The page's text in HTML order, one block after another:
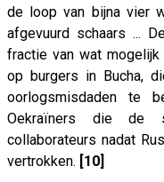
de loop van bijna vier
afgevuurd schaars ...
fractie van wat mogelijk
op burgers in Bucha,
oorlogsmisdaden te
Oekraïners die de
collaborateurs nadat
vertrokken. [10]